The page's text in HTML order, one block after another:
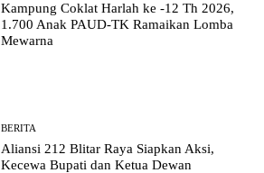
Kampung Coklat Harlah ke -12 Th 2026,
1.700 Anak PAUD-TK Ramaikan Lomba
Mewarna
BERITA
Aliansi 212 Blitar Raya Siapkan Aksi,
Kecewa Bupati dan Ketua Dewan